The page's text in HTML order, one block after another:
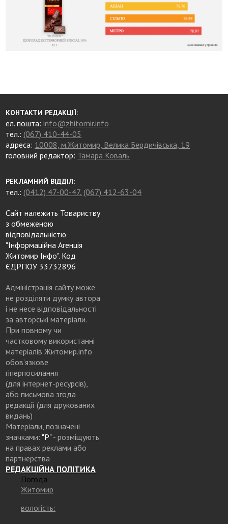
КОНТАКТИ РЕДАКЦІЇ:
ел. пошта:info@zhitomir.info
тел.: (067) 410-44-05
адреса: 10008, м.Житомир, Велика Бердичівська, 19
головний редактор: Тамара Коваль
РЕКЛАМНИЙ ВІДДІЛ:
тел.: (0412) 47-00-47, (067) 412-63-04
Сайт належить Товариству
з обмеженою
відповідальністю
"Інформаційна Агенція
Житомир Інфо". Код
ЄДРПОУ 33732896
Адміністрація сайту може
не розділяти думку автора
і не несе відповідальності
за авторські матеріали.
При повному чи
частковому використанні
матеріалів Житомир.info
обов’язкове
гіперпосилання
(для інтернет-ресурсів),
або письмова згода
редакції (для друкованих
видань)
Матеріали, позначені
значками: "Р"- розміщують
на правах реклами або
партнерства
РЕДАКЦІЙНА ПОЛІТИКА
Погода
Житомир
вологість: